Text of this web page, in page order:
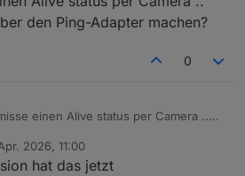
den Ping-Adapter machen?
0
einen Alive status per Camera ..
2026, 11:00
hat das jetzt